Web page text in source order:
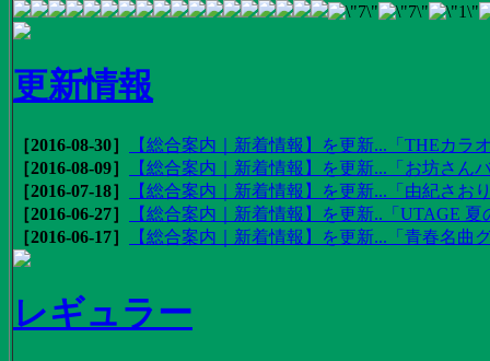
更新情報
［2016-08-30］
【総合案内｜新着情報】を更新...「THEカ
［2016-08-09］
【総合案内｜新着情報】を更新...「お坊さ
［2016-07-18］
【総合案内｜新着情報】を更新...「由紀さお
［2016-06-27］
【総合案内｜新着情報】を更新..「UTAGE
［2016-06-17］
【総合案内｜新着情報】を更新...「青春名
レギュラー